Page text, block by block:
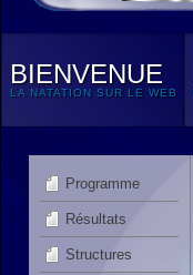
BIENVENUE
LA NATATION SUR LE WEB
Programme
Résultats
Structures